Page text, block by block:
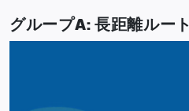
グループA: 長距離ルート